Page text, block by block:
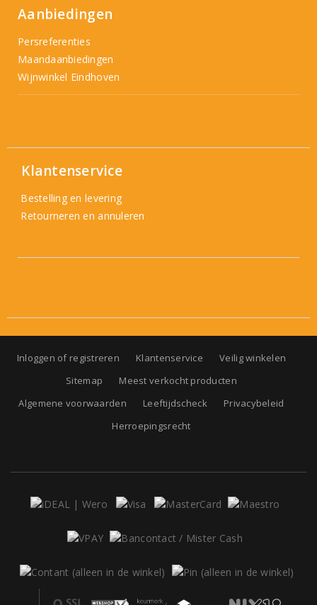
Aanbiedingen
Persreferenties
Maandaanbiedingen
Wijnwinkel Eindhoven
Klantenservice
Bestelling en levering
Retourneren en annuleren
Inloggen of registreren Klantenservice
Veilig winkelen
Sitemap
Meest verkocht producten
Algemene voorwaarden
Leeftijdscheck
Privacybeleid
Herroepingsrecht